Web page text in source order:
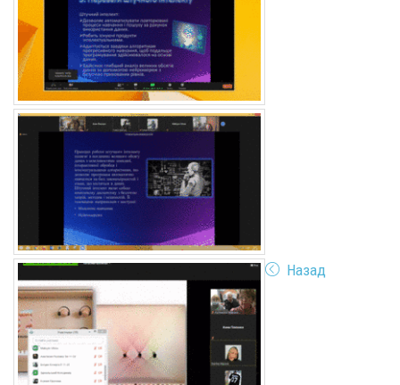
Назад